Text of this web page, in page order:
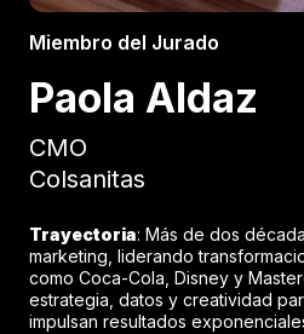
Miembro del Jurado
Paola Aldaz
CMO
Colsanitas
Trayectoria: Más de dos
marketing, liderando
como Coca-Cola, Disney y
estrategia, datos y creatividad
impulsan resultados